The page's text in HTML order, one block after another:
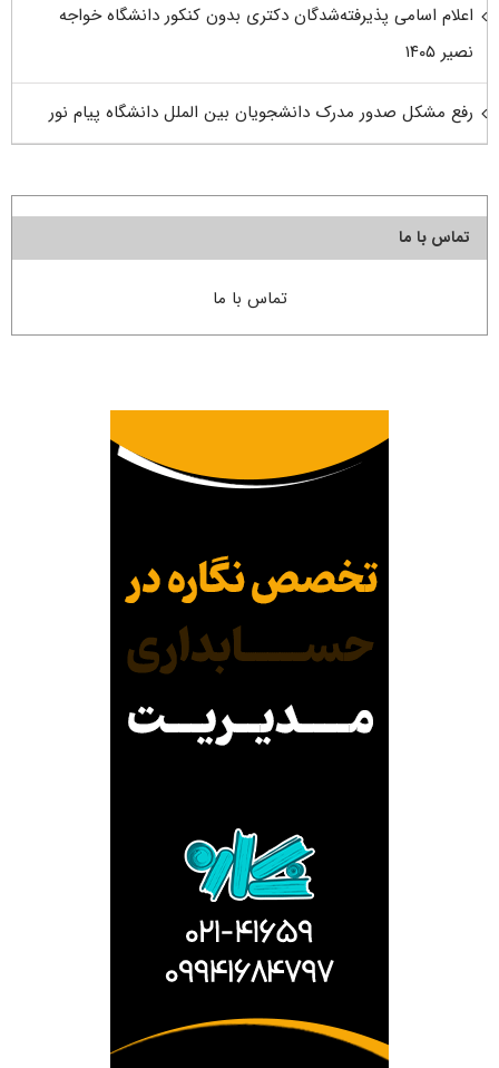
اعلام اسامی پذیرفته‌شدگان دکتری بدون کنکور دانشگاه خواجه
نصیر ۱۴۰۵
رفع مشکل صدور مدرک دانشجویان بین الملل دانشگاه پیام نور
تماس با ما
تماس با ما